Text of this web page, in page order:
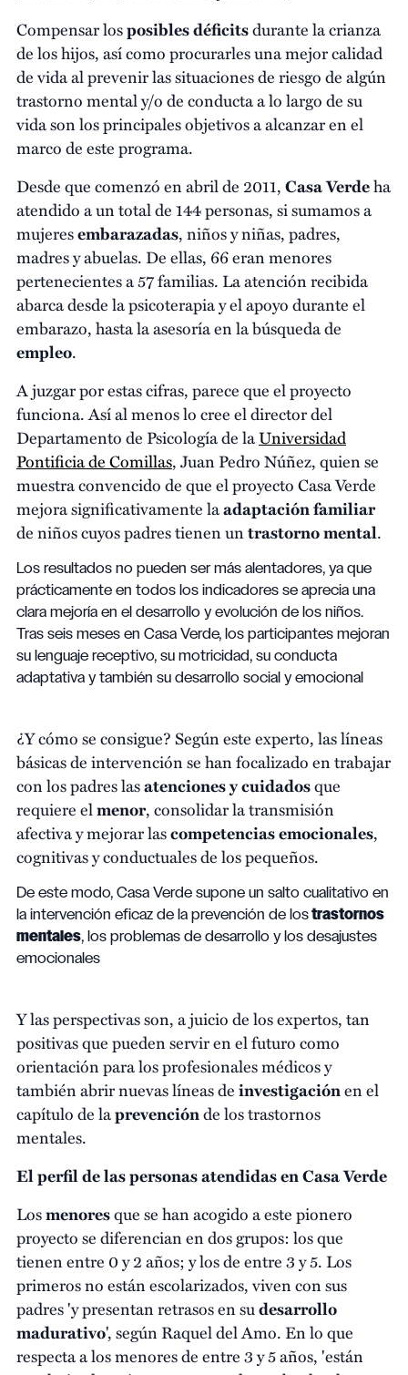
Compensar losposibles déficitsdurante la crianza
de los hijos, así como procurarles una mejor calidad
de vida al prevenir las situaciones de riesgo de algún
trastorno mental y/o de conducta a lo largo de su
vida son los principales objetivos a alcanzar en el
marco de este programa.
Desde que comenzó en abril de 2011,Casa Verdeha
atendido a un total de 144 personas, si sumamos a
mujeresembarazadas, niños y niñas, padres,
madres y abuelas. De ellas, 66 eran menores
pertenecientes a 57 familias. La atención recibida
abarca desde la psicoterapia y el apoyo durante el
embarazo, hasta la asesoría en la búsqueda de
empleo.
A juzgar por estas cifras, parece que el proyecto
funciona. Así al menos lo cree el director del
Departamento de Psicología de laUniversidad
Pontificia de Comillas, Juan Pedro Núñez, quien se
muestra convencido de que el proyecto Casa Verde
mejora significativamente laadaptación familiar
de niños cuyos padres tienen untrastorno mental.
Los resultados no pueden ser más alentadores, ya que
prácticamente en todos los indicadores se aprecia una
clara mejoría en el desarrollo y evolución de los niños.
Tras seis meses en Casa Verde, los participantes mejoran
su lenguaje receptivo, su motricidad, su conducta
adaptativa y también su desarrollo social y emocional
¿Y cómo se consigue? Según este experto, las líneas
básicas de intervención se han focalizado en trabajar
con los padres lasatenciones y cuidadosque
requiere elmenor, consolidar la transmisión
afectiva y mejorar lascompetencias emocionales,
cognitivas y conductuales de los pequeños.
De este modo, Casa Verde supone un salto cualitativo en
la intervención eficaz de la prevención de los trastornos
mentales, los problemas de desarrollo y los desajustes
emocionales
Y las perspectivas son, a juicio de los expertos, tan
positivas que pueden servir en el futuro como
orientación para los profesionales médicos y
también abrir nuevas líneas deinvestigaciónen el
capítulo de laprevenciónde los trastornos
mentales.
El perfil de las personas atendidas en Casa Verde
Losmenoresque se han acogido a este pionero
proyecto se diferencian en dos grupos: los que
tienen entre 0 y 2 años; y los de entre 3 y 5. Los
primeros no están escolarizados, viven con sus
padres 'y presentan retrasos en sudesarrollo
madurativo', según Raquel del Amo. En lo que
respecta a los menores de entre 3 y 5 años, 'están